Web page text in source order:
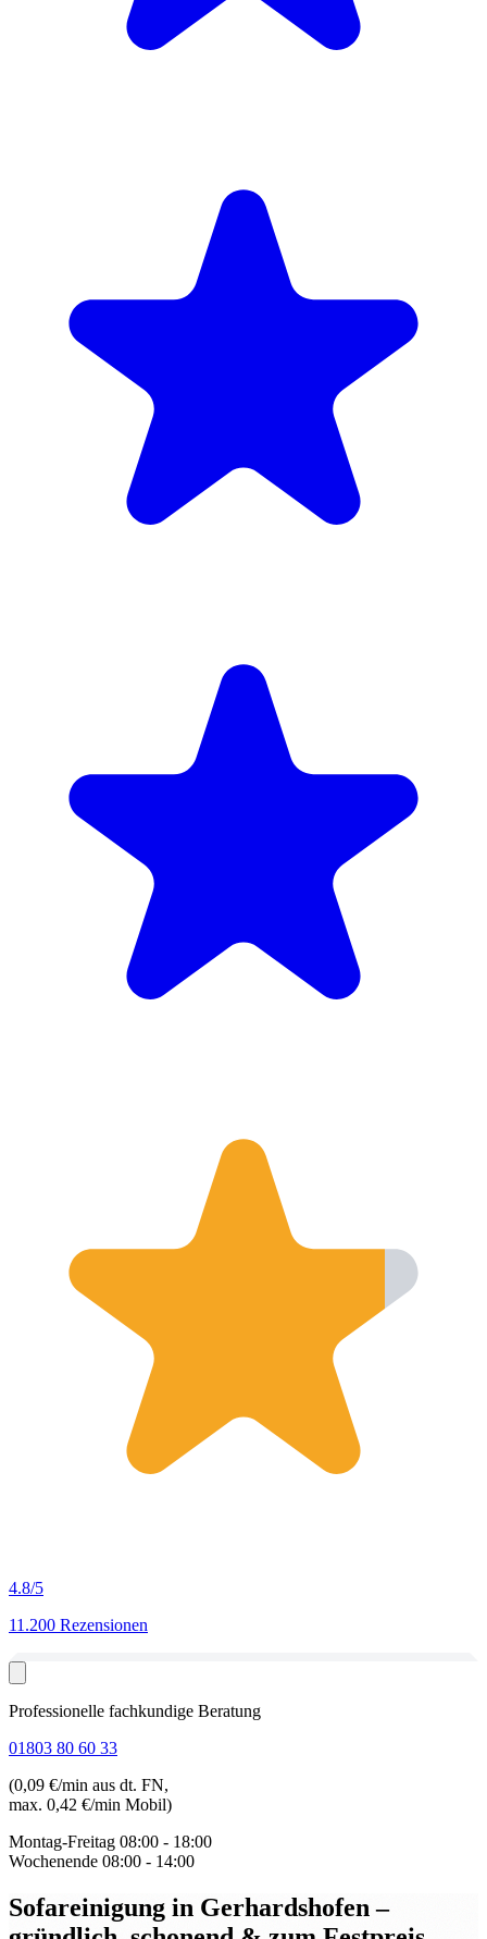
4.8/5
11.200 Rezensionen
Professionelle fachkundige Beratung
01803 80 60 33
(0,09 €/min aus dt. FN,
max. 0,42 €/min Mobil)
Montag-Freitag 08:00 - 18:00
Wochenende 08:00 - 14:00
Sofareinigung in Gerhardshofen–